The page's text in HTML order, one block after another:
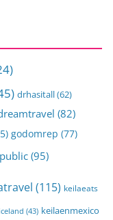
drhasitall(62)
(82)
godomrep (77)
(95)
(115) keilaeats
(43) keilaenmexico